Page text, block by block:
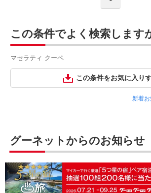
この条件でよく検索します
マセラティ クーペ
この条件をお気に入り
新着
グーネットからのお知らせ